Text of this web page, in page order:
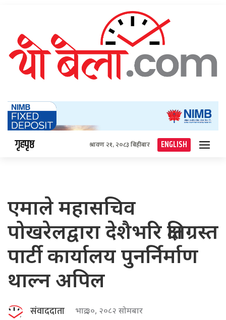
गृहपृष्ठ श्रावण २१, २०८३ बिहीबार ENGLISH
एमाले महासचिव
पोखरेलद्वारा देशैभरि क्षतिग्रस्त
पार्टी कार्यालय पुनर्निर्माण
थाल्न अपिल
संवाददाता भाद्र ३०, २०८२ सोमबार